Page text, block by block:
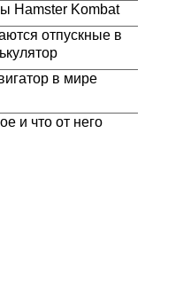
Hamster Kombat
отпускные в
в мире
и что от него